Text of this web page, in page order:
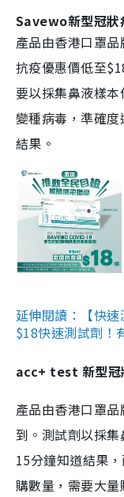
Savewo新型冠狀
產品由香港口罩品
抗疫優惠價低至
要以採集鼻液樣
變種病毒，準確
結果。
延伸閱讀：【快
$18快速測試劑
acc+ test 新型冠
產品由香港口罩
到。測試劑以採
15分鐘知道結果
購數量，需要大